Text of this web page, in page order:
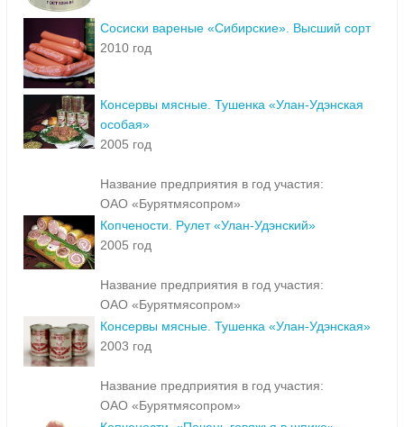
Сосиски вареные «Сибирские». Высший сорт
2010 год
Консервы мясные. Тушенка «Улан-Удэнская
особая»
2005 год
Название предприятия в год участия:
ОАО «Бурятмясопром»
Копчености. Рулет «Улан-Удэнский»
2005 год
Название предприятия в год участия:
ОАО «Бурятмясопром»
Консервы мясные. Тушенка «Улан-Удэнская»
2003 год
Название предприятия в год участия:
ОАО «Бурятмясопром»